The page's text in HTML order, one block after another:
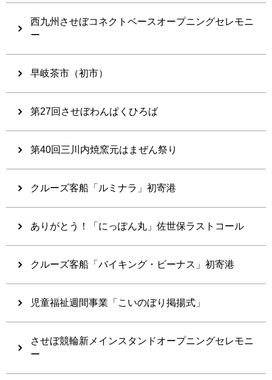
西九州させぼコネクトベースオープニングセレモニ
ー
早岐茶市（初市）
第27回させぼわんぱくひろば
第40回三川内焼窯元はまぜん祭り
クルーズ客船「ルミナラ」初寄港
ありがとう！「にっぽん丸」佐世保ラストコール
クルーズ客船「バイキング・ビーナス」初寄港
児童福祉週間事業「こいのぼり掲揚式」
させぼ競輪新メインスタンドオープニングセレモニ
ー